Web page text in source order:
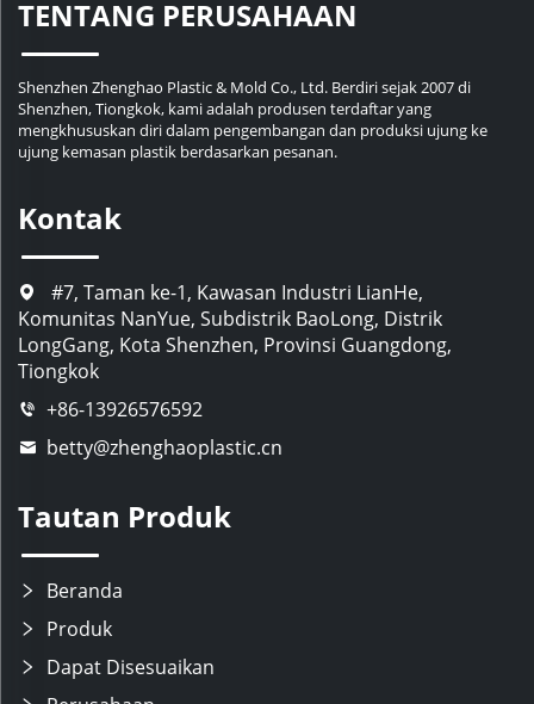
TENTANG PERUSAHAAN
Shenzhen Zhenghao Plastic & Mold Co., Ltd. Berdiri sejak 2007 di
Shenzhen, Tiongkok, kami adalah produsen terdaftar yang
mengkhususkan diri dalam pengembangan dan produksi ujung ke
ujung kemasan plastik berdasarkan pesanan.
Kontak
#7, Taman ke-1, Kawasan Industri LianHe,
Komunitas NanYue, Subdistrik BaoLong, Distrik
LongGang, Kota Shenzhen, Provinsi Guangdong,
Tiongkok
+86-13926576592
betty@zhenghaoplastic.cn
Tautan Produk
Beranda
Produk
Dapat Disesuaikan